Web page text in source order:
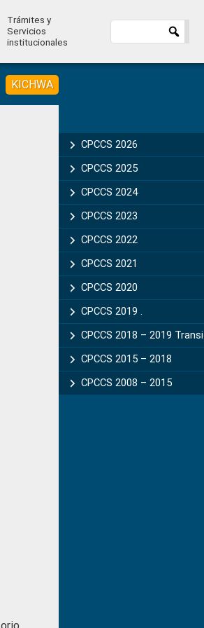
Trámites y
Servicios
institucionales
KICHWA
Sidebar
CPCCS 2026
CPCCS 2025
CPCCS 2024
CPCCS 2023
CPCCS 2022
CPCCS 2021
CPCCS 2020
CPCCS 2019 .
CPCCS 2018 – 2019
CPCCS 2015 – 2018
CPCCS 2008 – 2015